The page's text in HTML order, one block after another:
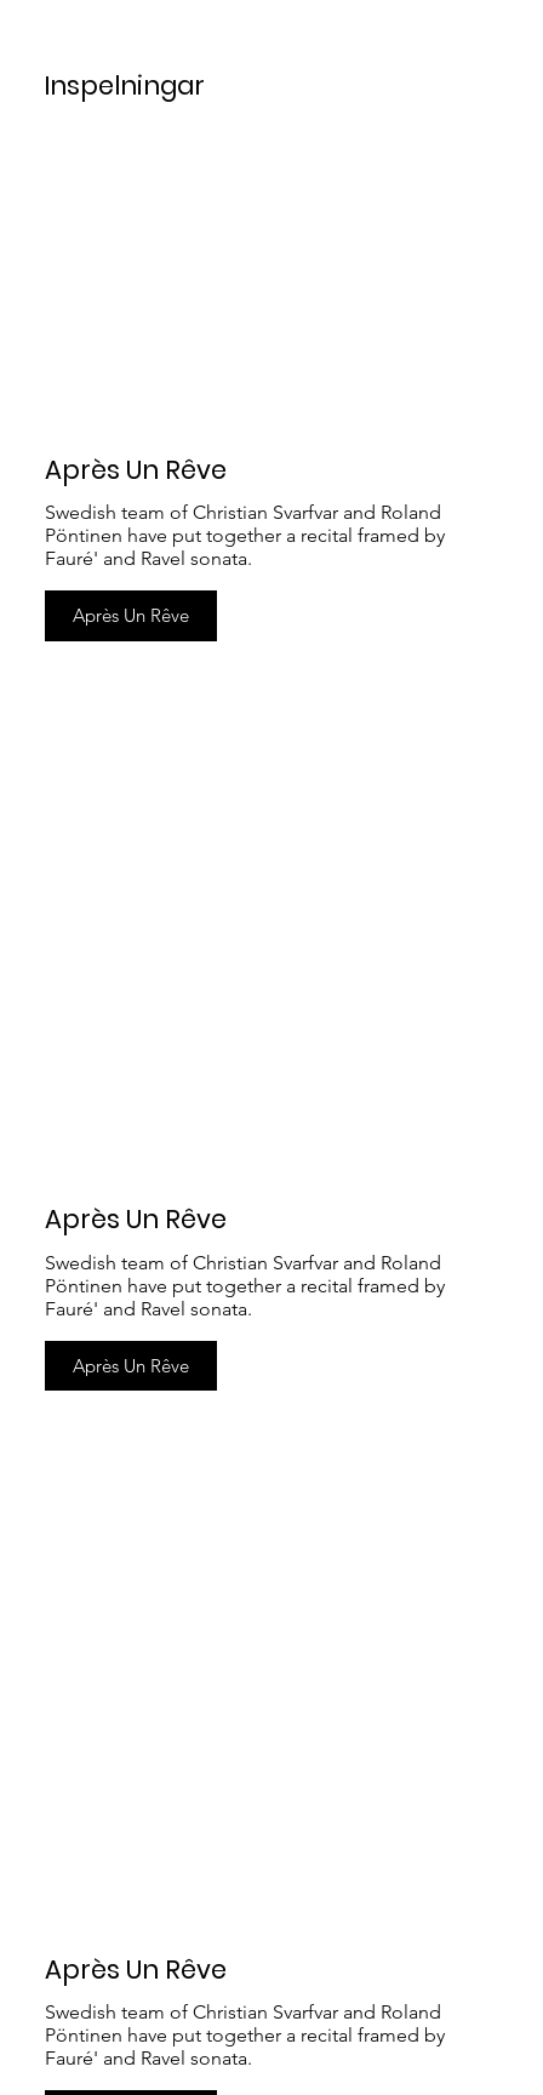
Inspelningar
Après Un Rêve
Swedish team of Christian Svarfvar and Roland
Pöntinen have put together a recital framed by
Fauré' and Ravel sonata.
Après Un Rêve
Après Un Rêve
Swedish team of Christian Svarfvar and Roland
Pöntinen have put together a recital framed by
Fauré' and Ravel sonata.
Après Un Rêve
Après Un Rêve
Swedish team of Christian Svarfvar and Roland
Pöntinen have put together a recital framed by
Fauré' and Ravel sonata.